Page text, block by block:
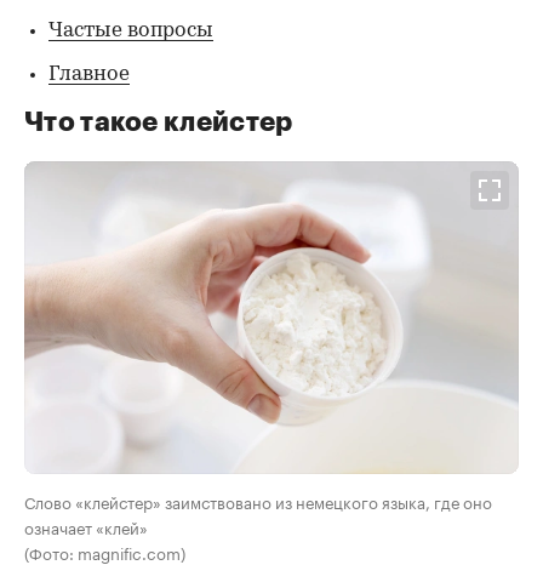
Частые вопросы
Главное
Что такое клейстер
Слово «клейстер» заимствовано из немецкого языка, где оно
означает «клей»
(Фото: magnific.com)